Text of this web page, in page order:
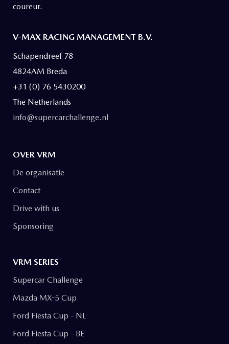
coureur.
V-MAX RACING MANAGEMENT B.V.
Schapendreef 78
4824AM Breda
+31 (0) 76 5430200
The Netherlands
info@supercarchallenge.nl
OVER VRM
De organisatie
Contact
Drive with us
Sponsoring
VRM SERIES
Supercar Challenge
Mazda MX-5 Cup
Ford Fiesta Cup - NL
Ford Fiesta Cup - BE